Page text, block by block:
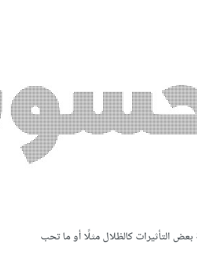
التأثيرات كالظلال مثلًا أو ما تحب